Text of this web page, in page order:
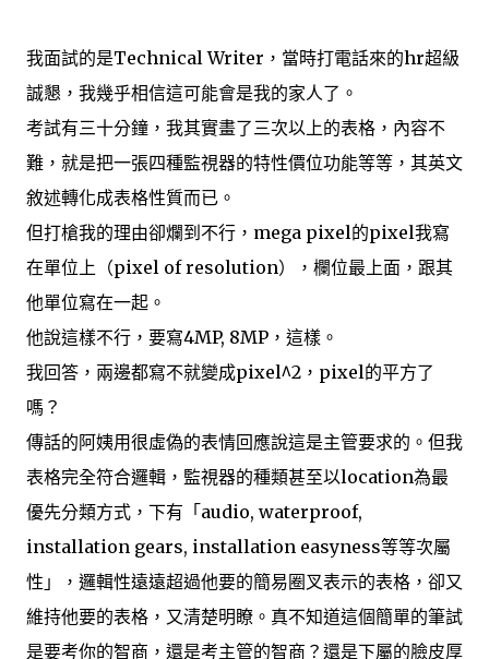
我面試的是Technical Writer，當時打電話來的hr超級
誠懇，我幾乎相信這可能會是我的家人了。
考試有三十分鐘，我其實畫了三次以上的表格，內容不
難，就是把一張四種監視器的特性價位功能等等，其英文
敘述轉化成表格性質而已。
但打槍我的理由卻爛到不行，mega pixel的pixel我寫
在單位上（pixel of resolution），欄位最上面，跟其
他單位寫在一起。
他說這樣不行，要寫4MP, 8MP，這樣。
我回答，兩邊都寫不就變成pixel^2，pixel的平方了
嗎？
傳話的阿姨用很虛偽的表情回應說這是主管要求的。但我
表格完全符合邏輯，監視器的種類甚至以location為最
優先分類方式，下有「audio, waterproof,
installation gears, installation easyness等等次屬
性」，邏輯性遠遠超過他要的簡易圈叉表示的表格，卻又
維持他要的表格，又清楚明瞭。真不知道這個簡單的筆試
是要考你的智商，還是考主管的智商？還是下屬的臉皮厚